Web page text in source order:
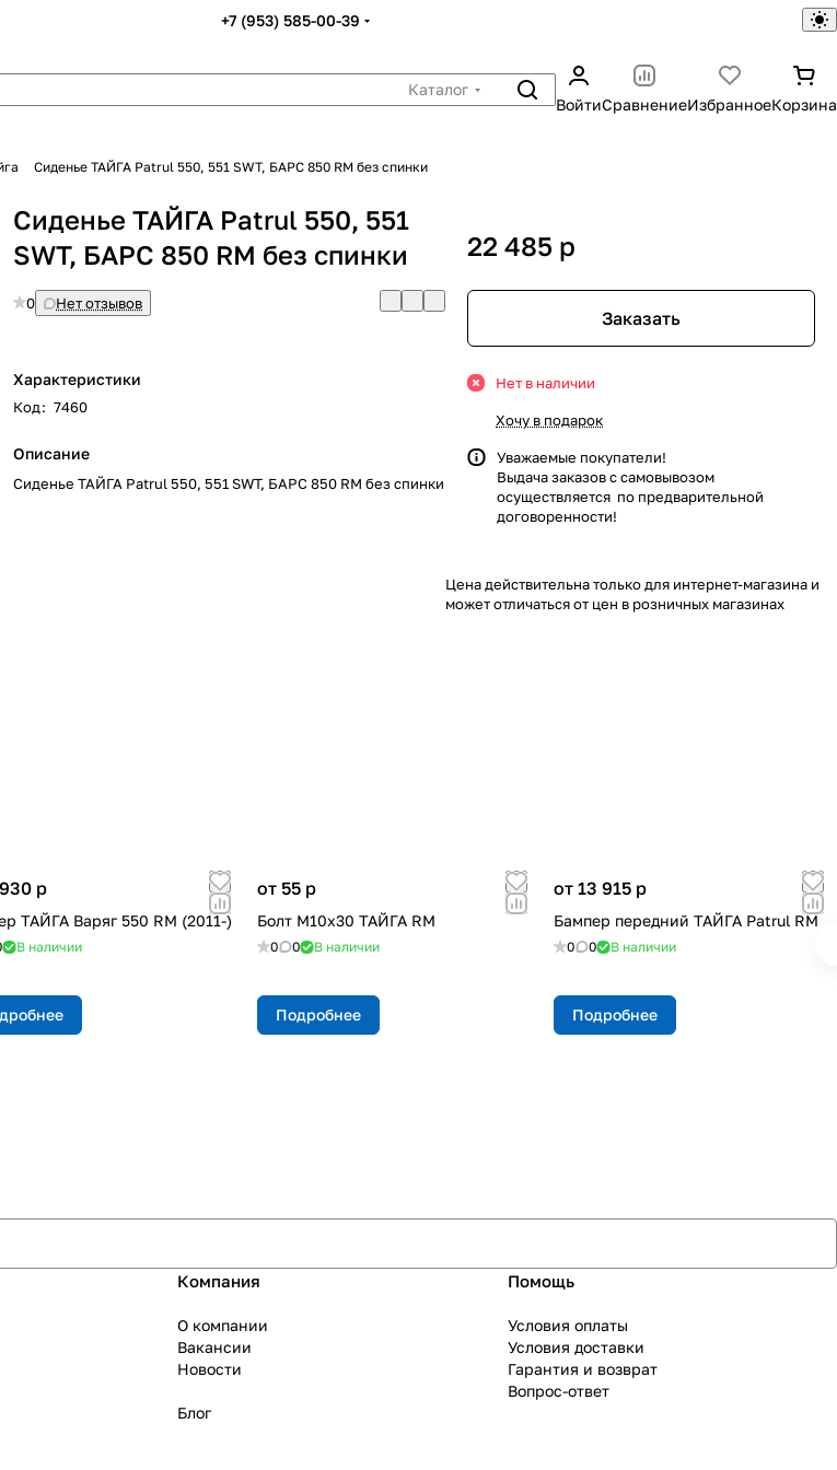
+7 (953) 585-00-39
Каталог
ВойтиСравнениеИзбранноеКорзина
Сиденье ТАЙГА Patrul 550, 551 SWT, БАРС 850 RM без спинки
Сиденье ТАЙГА Patrul 550, 551
SWT, БАРС 850 RM без спинки
0 Нет отзывов
Характеристики
Код: 7460
Описание
Сиденье ТАЙГА Patrul 550, 551 SWT, БАРС 850 RM без спинки
22 485 p
Заказать
Нет в наличии
Хочу в подарок
Уважаемые покупатели!
Выдача заказов с самовывозом
осуществляется по предварительной
договоренности!
Цена действительна только для интернет-магазина и
может отличаться от цен в розничных магазинах
p
ТАЙГА Варяг 550 RM (2011-)
В наличии
от 55 p
Болт М10х30 ТАЙГА RM
0 0 В наличии
Подробнее
от 13 915 p
Бампер передний ТАЙГА Patrul RM
0 0 В наличии
Подробнее
Компания
О компании
Вакансии
Новости
Блог
Помощь
Условия оплаты
Условия доставки
Гарантия и возврат
Вопрос-ответ